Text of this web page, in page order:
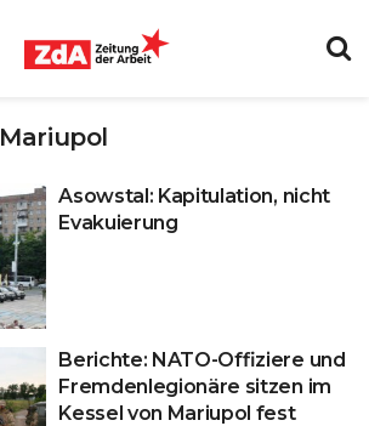
Mariupol
Asowstal: Kapitulation, nicht
Evakuierung
Berichte: NATO-Offiziere und
Fremdenlegionäre sitzen im
Kessel von Mariupol fest